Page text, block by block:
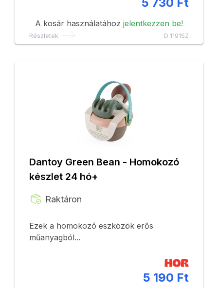
A kosár használatához jelentkezzen be!
Részletek D 1191SZ
Dantoy Green Bean - Homokozó
készlet 24 hó+
Raktáron
Ezek a homokozó eszközök erős
műanyagból...
5 190 Ft